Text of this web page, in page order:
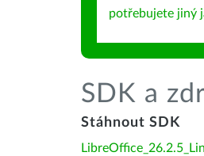
potřebujete jiný
SDK a
Stáhnout SDK